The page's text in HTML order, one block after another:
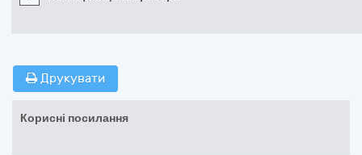
Друкувати
Корисні посилання